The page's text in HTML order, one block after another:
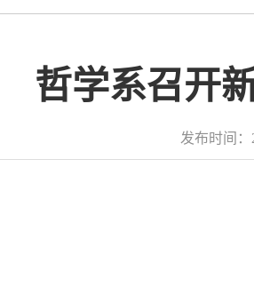
哲学系召开
发布时间